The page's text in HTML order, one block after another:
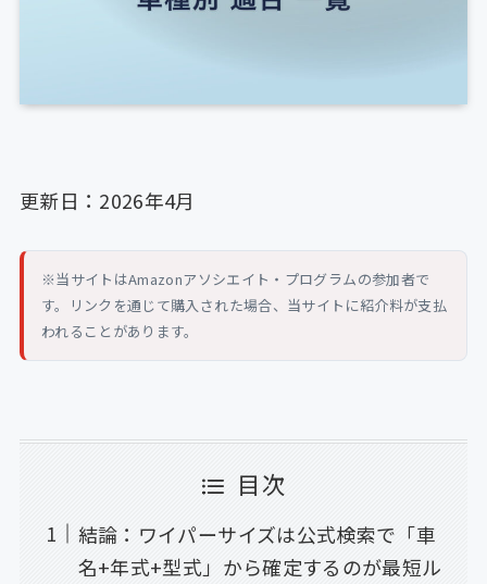
更新日：2026年4月
※当サイトはAmazonアソシエイト・プログラムの参加者で
す。リンクを通じて購入された場合、当サイトに紹介料が支払
われることがあります。
目次
結論：ワイパーサイズは公式検索で「車
名+年式+型式」から確定するのが最短ル